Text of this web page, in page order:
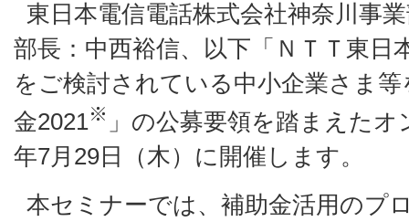
東日本電信電話株式会社神奈川事
部長：中西裕信、以下「ＮＴＴ東日
をご検討されている中小企業さま
金2021 ※ 」の公募要領を踏まえた
年7月29日（木）に開催します。
本セミナーでは、補助金活用のプ